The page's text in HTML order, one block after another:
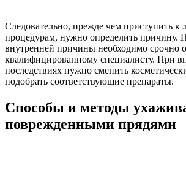
Следовательно, прежде чем приступить к
процедурам, нужно определить причину.
внутренней причины необходимо срочно
квалифицированному специалисту. При
последствиях нужно сменить
подобрать соответствующие препараты.
Способы и методы
поврежденными прядями